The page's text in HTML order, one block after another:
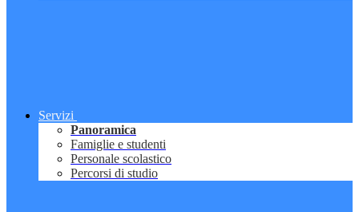
Servizi
Panoramica
Famiglie e studenti
Personale scolastico
Percorsi di studio